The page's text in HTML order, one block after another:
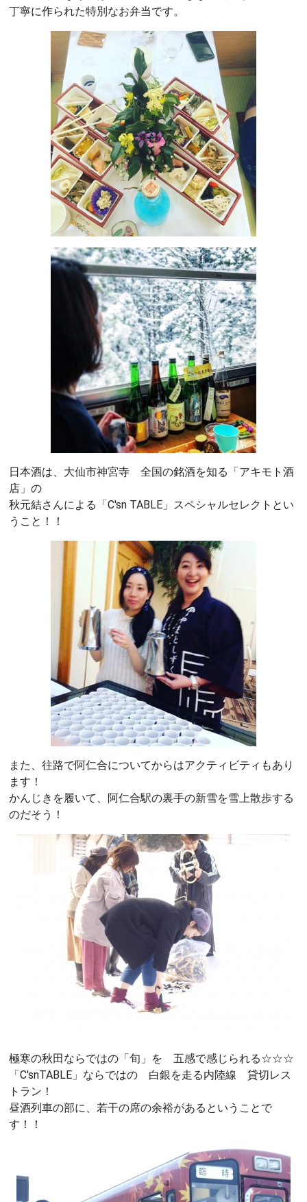
丁寧に作られた特別なお弁当です。
日本酒は、大仙市神宮寺 全国の銘酒を知る「アキモト酒
店」の
秋元結さんによる「C'sn TABLE」スペシャルセレクトとい
うこと！！
また、往路で阿仁合についてからはアクティビティもあり
ます！
かんじきを履いて、阿仁合駅の裏手の新雪を雪上散歩する
のだそう！
極寒の秋田ならではの「旬」を 五感で感じられる☆☆☆
「C'snTABLE」ならではの 白銀を走る内陸線 貸切レス
トラン！
昼酒列車の部に、若干の席の余裕があるということで
す！！